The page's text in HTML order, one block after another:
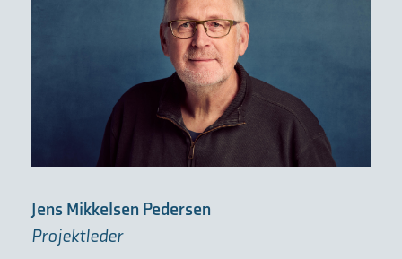
Jens Mikkelsen Pedersen
Projektleder